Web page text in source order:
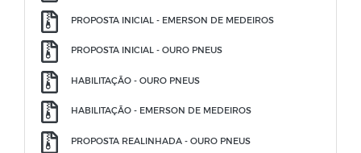
PROPOSTA INICIAL - EMERSON DE MEDEIROS
PROPOSTA INICIAL - OURO PNEUS
HABILITAÇÃO - OURO PNEUS
HABILITAÇÃO - EMERSON DE MEDEIROS
PROPOSTA REALINHADA - OURO PNEUS